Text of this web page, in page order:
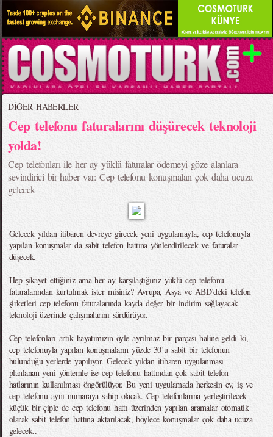
DİĞER HABERLER
Cep telefonu faturalarını düşürecek teknoloji
yolda!
Cep telefonları ile her ay yüklü faturalar ödemeyi göze alanlara
sevindirici bir haber var: Cep telefonu konuşmaları çok daha ucuza
gelecek
Gelecek yıldan itibaren devreye girecek yeni uygulamayla, cep telefonuyla
yapılan konuşmalar da sabit telefon hattına yönlendirilecek ve faturalar
düşecek.
Hep şikayet ettiğiniz ama her ay karşılaştığınız yüklü cep telefonu
faturalarından kurtulmak ister misiniz? Avrupa, Asya ve ABD’deki telefon
şirketleri cep telefonu faturalarında kayda değer bir indirim sağlayacak
teknoloji üzerinde çalışmalarını sürdürüyor.
Cep telefonları artık hayatımızın öyle ayrılmaz bir parçası haline geldi ki,
cep telefonuyla yapılan konuşmaların yüzde 30’u sabit bir telefonun
bulunduğu yerlerde yapılıyor. Gelecek yıldan itibaren uygulanması
planlanan yeni yöntemle ise cep telefonu hattından çok sabit telefon
hatlarının kullanılması öngörülüyor. Bu yeni uygulamada herkesin ev, iş ve
cep telefonu aynı numaraya sahip olacak. Cep telefonlarına yerleştirilecek
küçük bir çiple de cep telefonu hattı üzerinden yapılan aramalar otomatik
olarak sabit telefon hattına aktarılacak, böylece konuşmalar çok daha ucuza
gelecek..